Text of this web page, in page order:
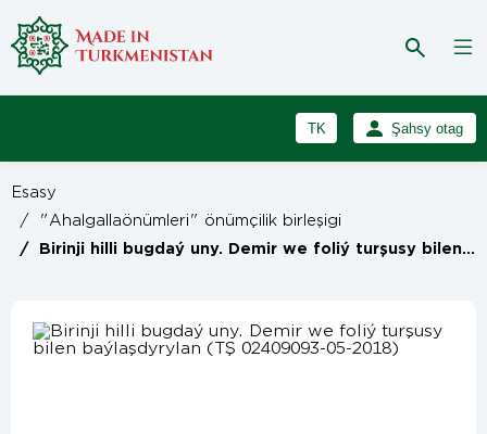
TK
RU
Şahsy otag
Esasy
/
"Ahalgallaönümleri" önümçilik birleşigi
/ Birinji hilli bugdaý uny. Demir we foliý turşusy bilen baýlaşdyrylan (TŞ 02409093-05-2018)